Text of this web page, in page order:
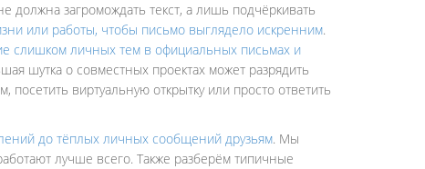
должна загромождать текст, а лишь подчёркивать
или работы, чтобы письмо выглядело искренним.
слишком личных тем в официальных письмах и
шутка о совместных проектах может разрядить
виртуальную открытку или просто ответить
до тёплых личных сообщений друзьям. Мы
лучше всего. Также разберём типичные